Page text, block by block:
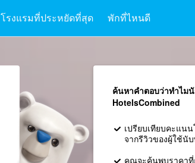
โรงแรมที่ประหยัดที่สุด พักที่ไหนดี
ค้นหาคำตอบว่าทำไม
HotelsCombined
เปรียบเทียบคะแน
จากรีวิวของผู้ใช้นั
คุณจะค้นพบราคาที่